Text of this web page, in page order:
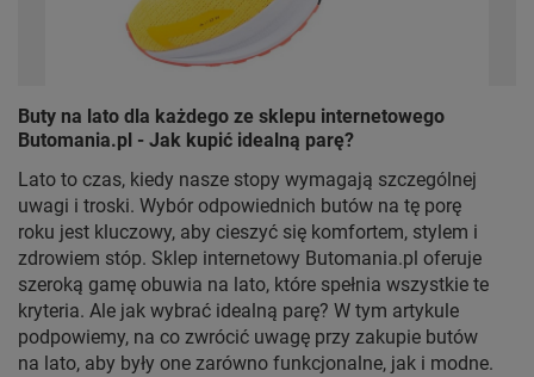
Buty na lato dla każdego ze sklepu internetowego
Butomania.pl - Jak kupić idealną parę?
Lato to czas, kiedy nasze stopy wymagają szczególnej
uwagi i troski. Wybór odpowiednich butów na tę porę
roku jest kluczowy, aby cieszyć się komfortem, stylem i
zdrowiem stóp. Sklep internetowy Butomania.pl oferuje
szeroką gamę obuwia na lato, które spełnia wszystkie te
kryteria. Ale jak wybrać idealną parę? W tym artykule
podpowiemy, na co zwrócić uwagę przy zakupie butów
na lato, aby były one zarówno funkcjonalne, jak i modne.